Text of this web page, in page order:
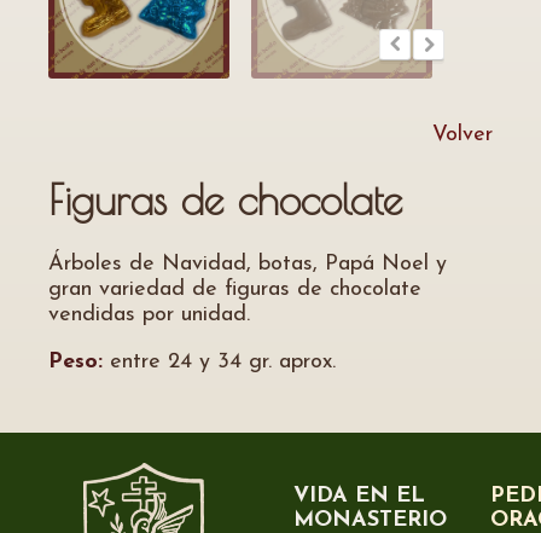
Volver
Figuras de chocolate
Árboles de Navidad, botas, Papá Noel y
gran variedad de figuras de chocolate
vendidas por unidad.
Peso: entre 24 y 34 gr. aprox.
VIDA EN EL
MONASTERIO